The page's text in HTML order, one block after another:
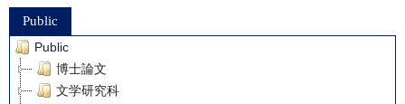
Public
Public
博士論文
文学研究科